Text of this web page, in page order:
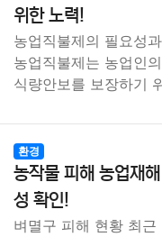
위한 노력!
농업직불제의 필요성
농업직불제는 농업인
식량안보를 보장하기
환경
농작물 피해 농업재
성 확인!
벼멸구 피해 현황 최근